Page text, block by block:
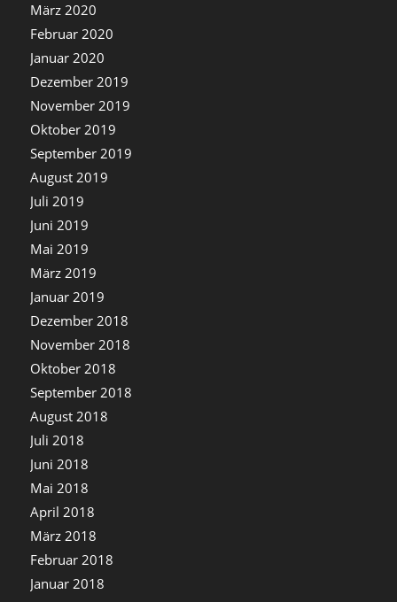
März 2020
Februar 2020
Januar 2020
Dezember 2019
November 2019
Oktober 2019
September 2019
August 2019
Juli 2019
Juni 2019
Mai 2019
März 2019
Januar 2019
Dezember 2018
November 2018
Oktober 2018
September 2018
August 2018
Juli 2018
Juni 2018
Mai 2018
April 2018
März 2018
Februar 2018
Januar 2018